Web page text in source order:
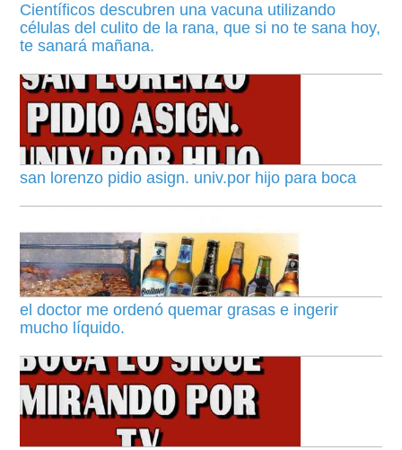
Científicos descubren una vacuna utilizando
células del culito de la rana, que si no te sana hoy,
te sanará mañana.
san lorenzo pidio asign. univ.por hijo para boca
el doctor me ordenó quemar grasas e ingerir
mucho líquido.